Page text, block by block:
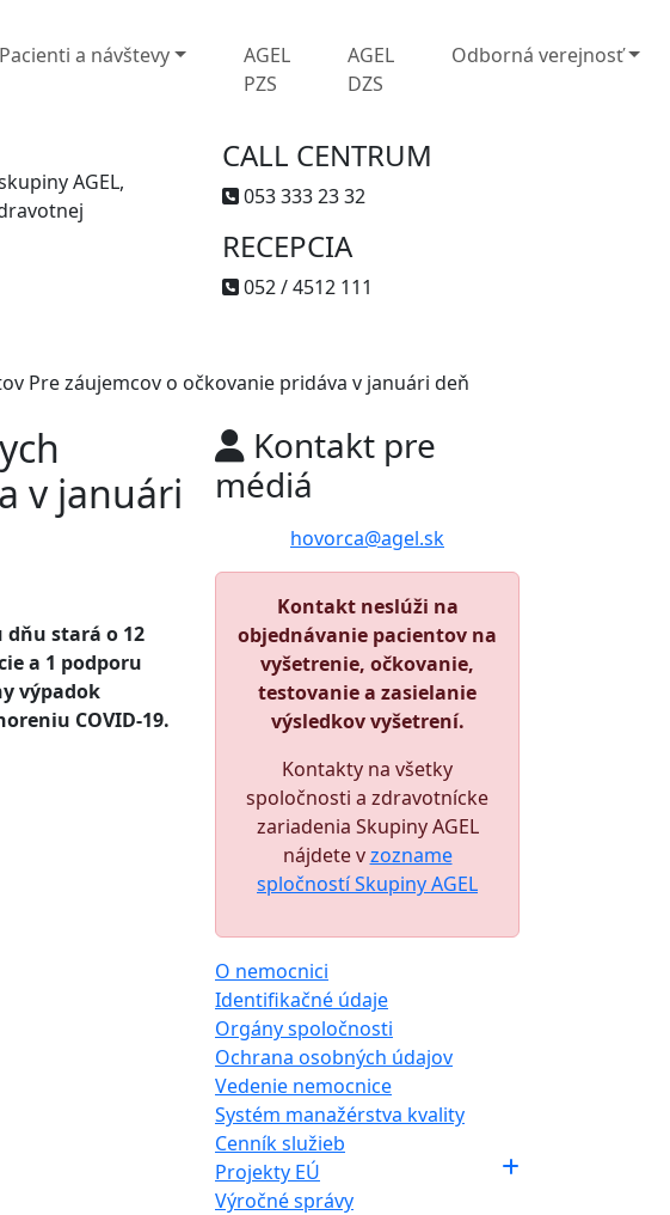
Pacienti a návštevy
AGEL
PZS
AGEL
DZS
Odborná verejnosť
AGEL,
CALL CENTRUM
053 333 23 32
RECEPCIA
052 / 4512 111
Pre záujemcov o očkovanie pridáva v januári deň
v januári
dňu stará o 12
a 1 podporu
výpadok
COVID-19.
Kontakt pre
médiá
hovorca@agel.sk
Kontakt neslúži na
objednávanie pacientov na
vyšetrenie, očkovanie,
testovanie a zasielanie
výsledkov vyšetrení.
Kontakty na všetky
spoločnosti a zdravotnícke
zariadenia Skupiny AGEL
nájdete vzozname
spločností Skupiny AGEL
O nemocnici
Identifikačné údaje
Orgány spoločnosti
Ochrana osobných údajov
Vedenie nemocnice
Systém manažérstva kvality
Cenník služieb
Projekty EÚ
Výročné správy